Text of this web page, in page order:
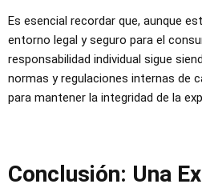
Es esencial recordar que, aunque
entorno legal y seguro para el
responsabilidad individual sigue
normas y regulaciones internas de
para mantener la integridad de la
Conclusión: Una